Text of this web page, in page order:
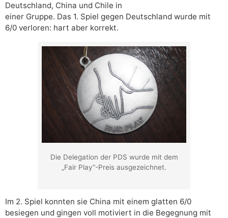
Deutschland, China und Chile in
einer Gruppe. Das 1. Spiel gegen Deutschland wurde mit
6/0 verloren: hart aber korrekt.
Die Delegation der PDS wurde mit dem
„Fair Play“-Preis ausgezeichnet.
Im 2. Spiel konnten sie China mit einem glatten 6/0
besiegen und gingen voll motiviert in die Begegnung mit